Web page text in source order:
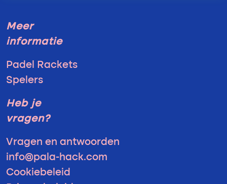
Meer
informatie
Padel Rackets
Spelers
Heb je
vragen?
Vragen en antwoorden
info@pala-hack.com
Cookiebeleid